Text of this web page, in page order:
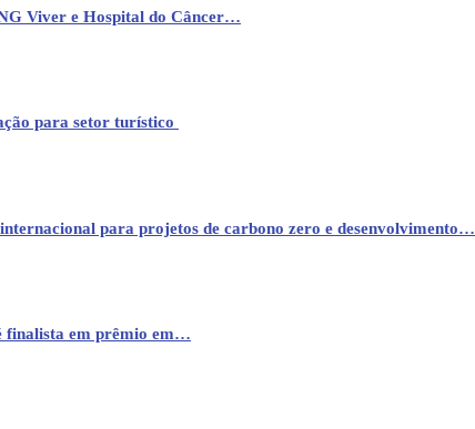
Viver e Hospital do Câncer…
para setor turístico
para projetos de carbono zero e desenvolvimento…
finalista em prêmio em…